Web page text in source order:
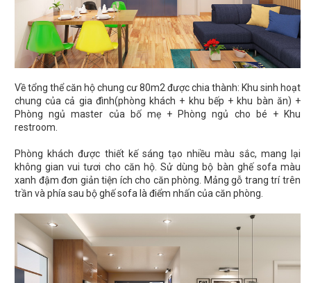
Về tổng thể căn hộ chung cư 80m2 được chia thành: Khu sinh hoạt
chung của cả gia đình(phòng khách + khu bếp + khu bàn ăn) +
Phòng ngủ master của bố mẹ + Phòng ngủ cho bé + Khu
restroom.
Phòng khách được thiết kế sáng tạo nhiều màu sắc, mang lại
không gian vui tươi cho căn hộ. Sử dùng bộ bàn ghế sofa màu
xanh đậm đơn giản tiện ích cho căn phòng. Mảng gỗ trang trí trên
trần và phía sau bộ ghế sofa là điểm nhấn của căn phòng.